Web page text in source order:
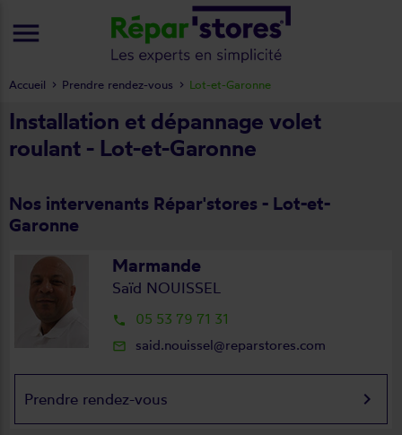
Installation et dépannage volet
roulant - Lot-et-Garonne
Nos intervenants Répar'stores - Lot-et-
Garonne
Marmande
Saïd NOUISSEL
local_phone 05 53 79 71 31
mail_outline said.nouissel@reparstores.com
Prendre rendez-vous keyboard_arrow_right
Accueil Prendre rendez-vous Lot-et-Garonne
menu